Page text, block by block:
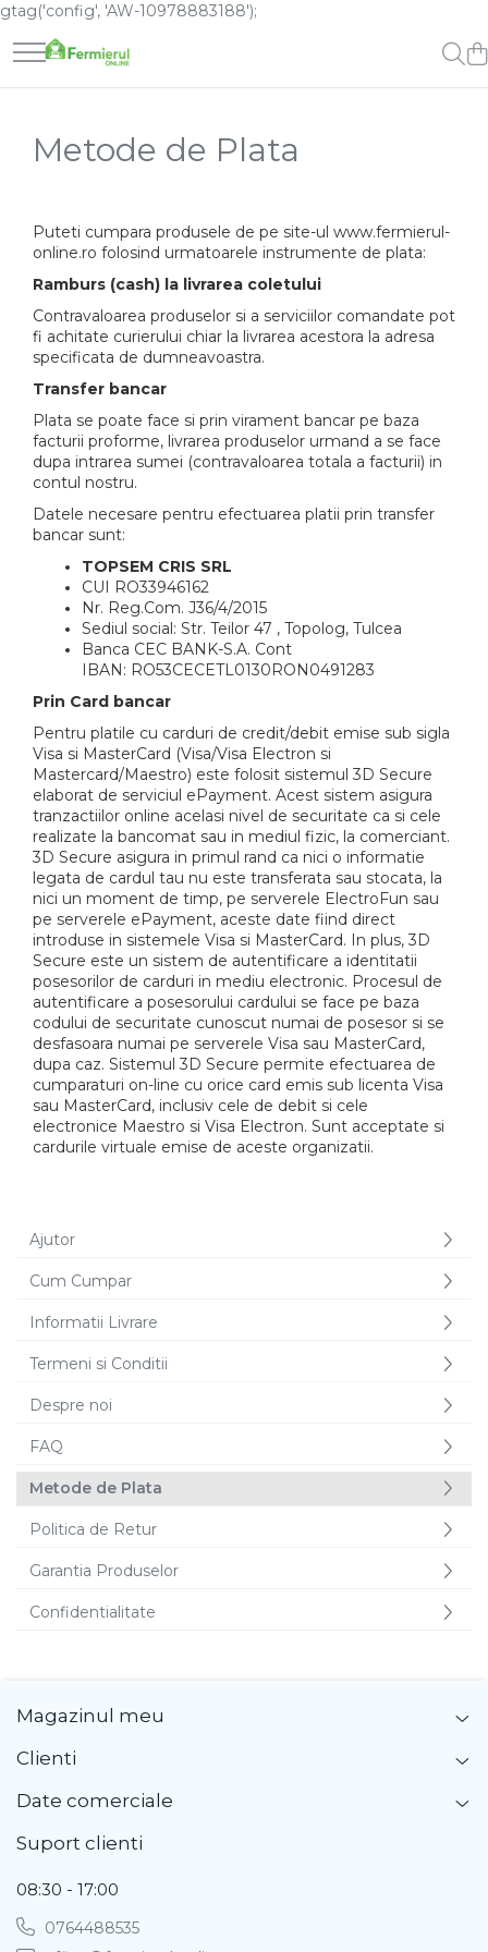
gtag('config', 'AW-10978883188');
Semințe
Porumb
Lucerna
Rapita
Mazare furajera
Sfecla furajera
Sparceta
Flori și Plante Ornamentale
Condurul doamnei
Craite
Creasta cocosului
Garoafe
Gazon
Gura leului
Muscate
Ochiul boului
Panselute
Petunii
Zorele
Altele
Abutilon
Albastrita
Albita
Amaranthus
Amestec Alpin
Amestec Japonez
Amestec Plante Urcatoare
Aubrieta
Azalee
Banutei
Barba Imparatului
Brumarele
Cactus
Caldarusa
Ciubotica Cucului
Clarkia
Convolvulus
Dahlia
Degetul Rosu
Dovlecel Ornamental
Dovleci Ornamentali
Erigeron
Esoltia
Filimica
Floarea Miresei
Floarea Pasiunii
Floarea Soarelui
Flori Anuale Pitice
Fluturas
Galbenele
Gazania
Îngrășăminte
Conifere
Flori si Plante Ornamentale
Gazon
Legume
Lucerna
Pomi fructiferi
Porumb
Rapita
Vita de vie
Solide
Arbusti fructiferi
Cereale
Conifere
Floarea Soarelui
Flori si Plante Ornamentale
Legume
Pomi fructiferi
Porumb
Rapita
Vita de vie
Sisteme de irigatii
Unelte cu motor si accesorii
Aparate de stropit
Motocoase
Motocultoare
Motoferastrau (Drujba)
Casa si gradina
Picurare
Material saditor
Pompe de Stropit
Scule si Unelte de Mana
Ata de Balotat
Pet Shop
Hrana Caini
Metode de Plata
Puteti cumpara produsele de pe site-ul www.fermierul-
online.ro folosind urmatoarele instrumente de plata:
Ramburs (cash) la livrarea coletului
Contravaloarea produselor si a serviciilor comandate pot
fi achitate curierului chiar la livrarea acestora la adresa
specificata de dumneavoastra.
Transfer bancar
Plata se poate face si prin virament bancar pe baza
facturii proforme, livrarea produselor urmand a se face
dupa intrarea sumei (contravaloarea totala a facturii) in
contul nostru.
Datele necesare pentru efectuarea platii prin transfer
bancar sunt:
TOPSEM CRIS SRL
CUI RO33946162
Nr. Reg.Com. J36/4/2015
Sediul social: Str. Teilor 47 , Topolog, Tulcea
Banca CEC BANK-S.A. Cont
IBAN: RO53CECETL0130RON0491283
Prin Card bancar
Pentru platile cu carduri de credit/debit emise sub sigla
Visa si MasterCard (Visa/Visa Electron si
Mastercard/Maestro) este folosit sistemul 3D Secure
elaborat de serviciul ePayment. Acest sistem asigura
tranzactiilor online acelasi nivel de securitate ca si cele
realizate la bancomat sau in mediul fizic, la comerciant.
3D Secure asigura in primul rand ca nici o informatie
legata de cardul tau nu este transferata sau stocata, la
nici un moment de timp, pe serverele ElectroFun sau
pe serverele ePayment, aceste date fiind direct
introduse in sistemele Visa si MasterCard. In plus, 3D
Secure este un sistem de autentificare a identitatii
posesorilor de carduri in mediu electronic. Procesul de
autentificare a posesorului cardului se face pe baza
codului de securitate cunoscut numai de posesor si se
desfasoara numai pe serverele Visa sau MasterCard,
dupa caz. Sistemul 3D Secure permite efectuarea de
cumparaturi on-line cu orice card emis sub licenta Visa
sau MasterCard, inclusiv cele de debit si cele
electronice Maestro si Visa Electron. Sunt acceptate si
cardurile virtuale emise de aceste organizatii.
Ajutor
Cum Cumpar
Informatii Livrare
Termeni si Conditii
Despre noi
FAQ
Metode de Plata
Politica de Retur
Garantia Produselor
Confidentialitate
Magazinul meu
Clienti
Date comerciale
Suport clienti
08:30 - 17:00
0764488535